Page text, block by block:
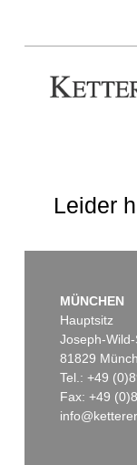
Leider
MÜNCHEN
Hauptsitz
Joseph-Wild-
81829
Tel.: +49
Fax: +49